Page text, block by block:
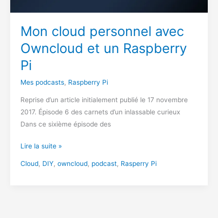
Mon cloud personnel avec
Owncloud et un Raspberry
Pi
Mes podcasts, Raspberry Pi
Reprise d’un article initialement publié le 17 novembre
2017. Épisode 6 des carnets d’un inlassable curieux
Dans ce sixième épisode des
Mon
personnel
Lire la suite »
Cloud, DIY, owncloud, podcast, Rasperry Pi